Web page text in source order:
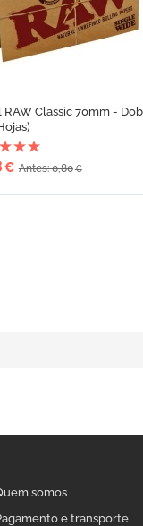
RAW Classic 70mm -
€ Antes: 0,80€
somos
e transporte